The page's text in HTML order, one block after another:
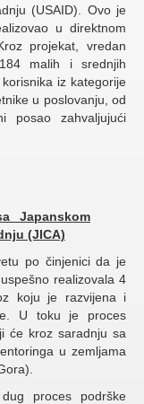
(USAID). Ovo je
u direktnom
projekat, vredan
malih i srednjih
iz kategorije
u poslovanju, od
posao zahvaljujući
Japanskom
(JICA)
po činjenici da je
realizovala 4
koju je razvijena i
U toku je proces
će kroz saradnju sa
u zemljama
proces podrške